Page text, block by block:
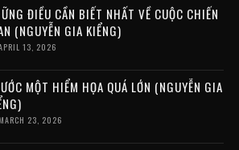
ĐIỀU CẦN BIẾT NHẤT VỀ CUỘC CHIẾN
(NGUYỄN GIA KIỂNG)
13, 2026
MỘT HIỂM HỌA QUÁ LỚN (NGUYỄN GIA
MARCH 23, 2026